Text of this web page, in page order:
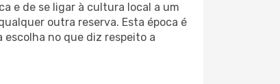
e de se ligar à cultura local a um
outra reserva. Esta época é
no que diz respeito a